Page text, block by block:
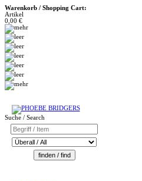
Warenkorb / Shopping Cart:
Artikel
0,00 €
Suche / Search